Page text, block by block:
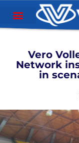
Vero
Network
in